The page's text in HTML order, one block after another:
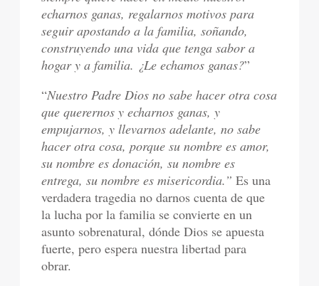
echarnos ganas, regalarnos motivos para
seguir apostando a la familia, soñando,
construyendo una vida que tenga sabor a
hogar y a familia. ¿Le echamos ganas?”
“Nuestro Padre Dios no sabe hacer otra cosa
que querernos y echarnos ganas, y
empujarnos, y llevarnos adelante, no sabe
hacer otra cosa, porque su nombre es amor,
su nombre es donación, su nombre es
entrega, su nombre es misericordia.” Es una
verdadera tragedia no darnos cuenta de que
la lucha por la familia se convierte en un
asunto sobrenatural, dónde Dios se apuesta
fuerte, pero espera nuestra libertad para
obrar.